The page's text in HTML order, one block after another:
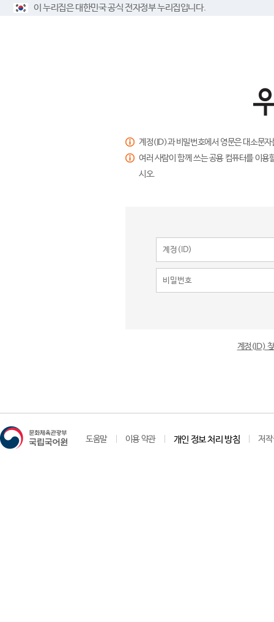
이 누리집은 대한민국 공식 전자정부 누리집입니다.
계정(ID)과 비밀번호에서 영문은 대소문
여러 사람이 함께 쓰는 공용 컴퓨터를 이
시오.
계정(ID)
도움말 이용 약관 개인 정보 처리 방침 저